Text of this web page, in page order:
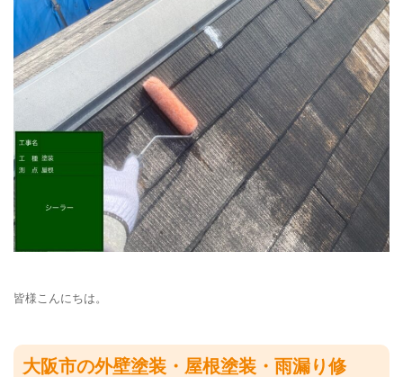
皆様こんにちは。
大阪市の外壁塗装・屋根塗装・雨漏り修